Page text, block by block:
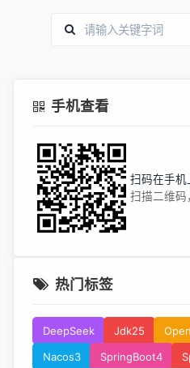
手机查看
扫码在手机
扫描二维码
热门标签
DeepSeek Jdk25
Nacos3
SpringBoot4